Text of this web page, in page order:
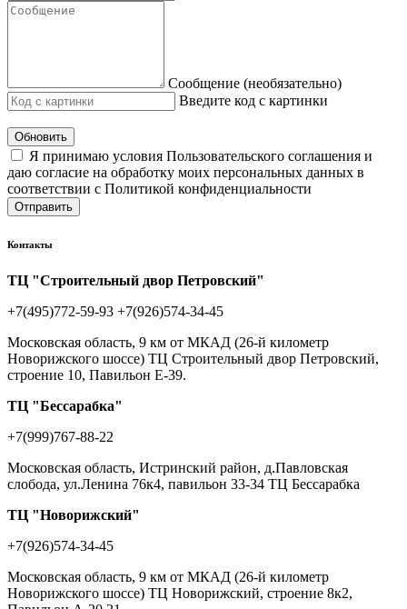
Сообщение (необязательно)
Введите код с картинки
Обновить
Я принимаю условия Пользовательского соглашения и
даю согласие на обработку моих персональных данных в
соответствии с Политикой конфиденциальности
Отправить
Контакты
ТЦ "Строительный двор Петровский"
+7(495)772-59-93 +7(926)574-34-45
Московская область, 9 км от МКАД (26-й километр
Новорижского шоссе) ТЦ Строительный двор Петровский,
строение 10, Павильон Е-39.
ТЦ "Бессарабка"
+7(999)767-88-22
Московская область, Истринский район, д.Павловская
слобода, ул.Ленина 76к4, павильон 33-34 ТЦ Бессарабка
ТЦ "Новорижский"
+7(926)574-34-45
Московская область, 9 км от МКАД (26-й километр
Новорижского шоссе) ТЦ Новорижский, строение 8к2,